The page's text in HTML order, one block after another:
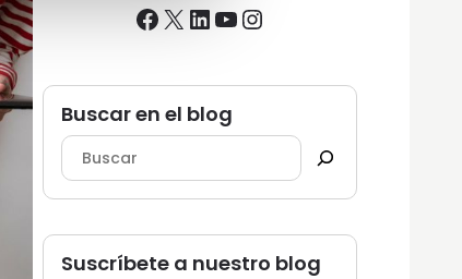
Facebook
X LinkedIn
YouTube
Instagram
Buscar en el blog
Suscríbete a nuestro blog